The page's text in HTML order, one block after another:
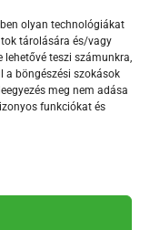
olyan technológiákat
tárolására és/vagy
lehetővé teszi számunkra,
a böngészési szokások
meg nem adása
funkciókat és
a
program